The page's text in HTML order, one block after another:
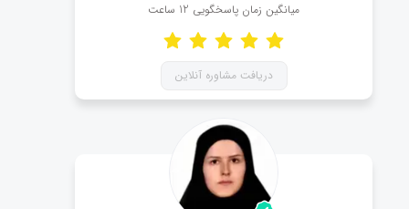
میانگین زمان پاسخگویی 12 ساعت
دریافت مشاوره آنلاین